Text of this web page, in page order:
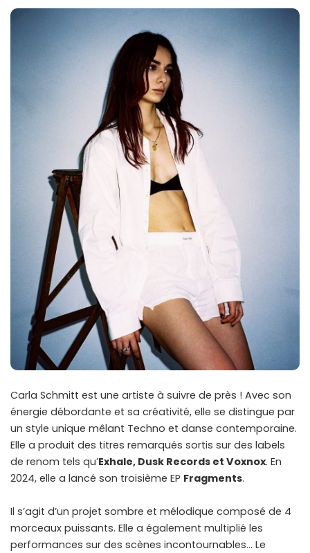
Carla Schmitt est une artiste à suivre de près ! Avec son
énergie débordante et sa créativité, elle se distingue par
un style unique mêlant Techno et danse contemporaine.
Elle a produit des titres remarqués sortis sur des labels
de renom tels qu’Exhale, Dusk Records et Voxnox. En
2024, elle a lancé son troisième EP Fragments.
Il s’agit d’un projet sombre et mélodique composé de 4
morceaux puissants. Elle a également multiplié les
performances sur des scènes incontournables… Le